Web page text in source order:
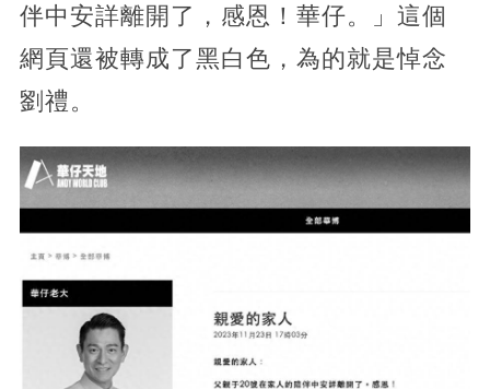
伴中安詳離開了，感恩！華仔。」這個
網頁還被轉成了黑白色，為的就是悼念
劉禮。